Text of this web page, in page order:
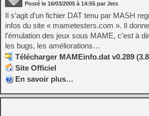
Posté le 16/03/2005 à 14:55 par Jets
Il s’agit d’un fichier DAT tenu par MASH
infos du site « mametesters.com ». Il
l’émulation des jeux sous MAME, c’est à
les bugs, les améliorations…
Télécharger MAMEinfo.dat v0.289
Site Officiel
En savoir plus…